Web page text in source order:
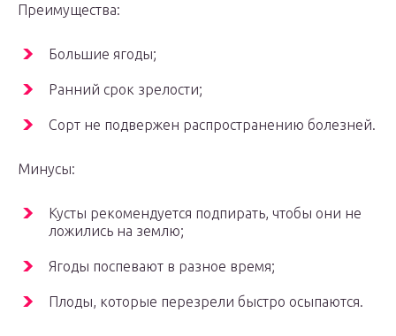
Преимущества:
Большие ягоды;
Ранний срок зрелости;
Сорт не подвержен распространению болезней.
Минусы:
Кусты рекомендуется подпирать, чтобы они не
ложились на землю;
Ягоды поспевают в разное время;
Плоды, которые перезрели быстро осыпаются.